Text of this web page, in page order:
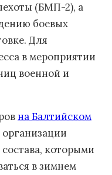
(БМП-2), а
боевых
Для
в мероприятии
военной и
на Балтийском
организации
которыми
в зимнем